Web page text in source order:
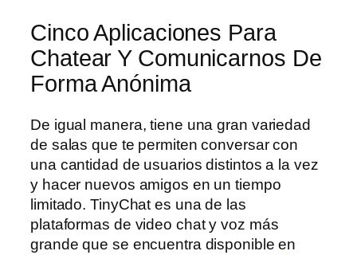
Cinco Aplicaciones Para
Chatear Y Comunicarnos De
Forma Anónima
De igual manera, tiene una gran variedad
de salas que te permiten conversar con
una cantidad de usuarios distintos a la vez
y hacer nuevos amigos en un tiempo
limitado. TinyChat es una de las
plataformas de video chat y voz más
grande que se encuentra disponible en